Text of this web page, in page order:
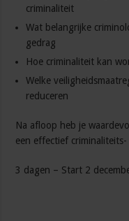
criminaliteit
Wat belangrijke
gedrag
Hoe criminaliteit kan
Welke
reduceren
Na afloop heb je
een effectief
3 dagen – Start 2